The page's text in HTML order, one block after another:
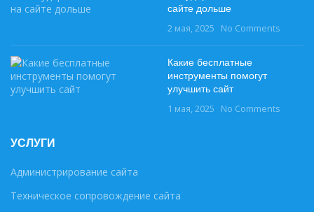
сайте дольше
2 мая, 2025 No Comments
Какие бесплатные
инструменты помогут
улучшить сайт
1 мая, 2025 No Comments
УСЛУГИ
Администрирование сайта
Техническое сопровождение сайта